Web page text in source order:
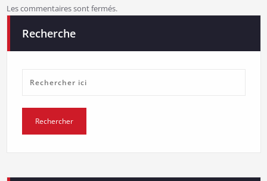
Les commentaires sont fermés.
Recherche